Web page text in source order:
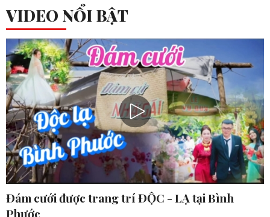
VIDEO NỔI BẬT
Đám cưới được trang trí ĐỘC - LẠ tại Bình
Phước